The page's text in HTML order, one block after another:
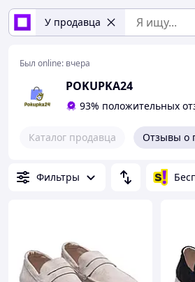
У продавца
Был online: вчера
POKUPKA24
93% положительных
Каталог продавца Отзывы о
Фильтры